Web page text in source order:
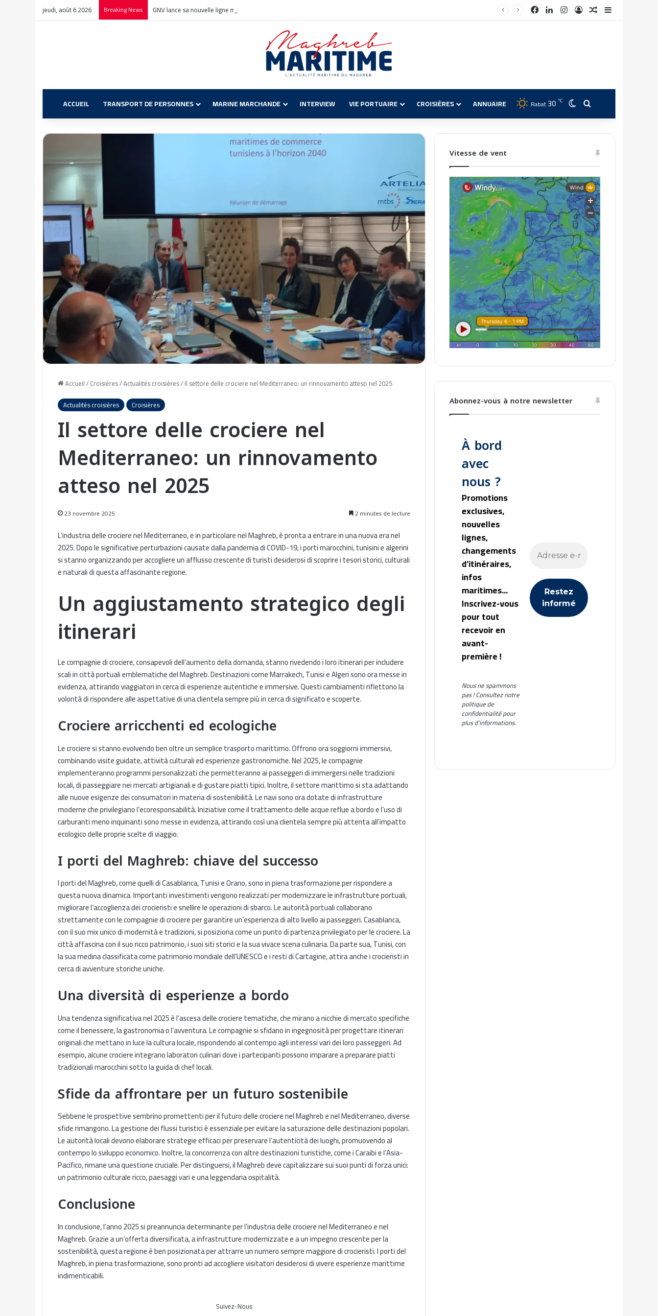
jeudi, août 6 2026 Breaking News GNV lance sa nouvelle ligne maritime Civitavecchia – Annaba : Réservations ouvertes ! FacebookLinkedinInstagramConnexionArticle Aléatoire
ACCUEIL TRANSPORT DE PERSONNES MARINE MARCHANDE INTERVIEW VIE PORTUAIRE CROISIÈRES ANNUAIRE Rabat30 ℃ Switch skin
Rechercher
Accueil/Croisières/Actualités croisières/Il settore delle crociere nel Mediterraneo: un rinnovamento atteso nel 2025
Actualités croisières
Croisières
Il settore delle crociere nel
Mediterraneo: un rinnovamento
atteso nel 2025
23 novembre 2025 2 minutes de lecture
L’industria delle crociere nel Mediterraneo, e in particolare nel Maghreb, è pronta a entrare in una nuova era nel
2025. Dopo le significative perturbazioni causate dalla pandemia di COVID-19, i porti marocchini, tunisini e algerini
si stanno organizzando per accogliere un afflusso crescente di turisti desiderosi di scoprire i tesori storici, culturali
e naturali di questa affascinante regione.
Un aggiustamento strategico degli
itinerari
Le compagnie di crociere, consapevoli dell’aumento della domanda, stanno rivedendo i loro itinerari per includere
scali in città portuali emblematiche del Maghreb. Destinazioni come Marrakech, Tunisi e Algeri sono ora messe in
evidenza, attirando viaggiatori in cerca di esperienze autentiche e immersive. Questi cambiamenti riflettono la
volontà di rispondere alle aspettative di una clientela sempre più in cerca di significato e scoperte.
Crociere arricchenti ed ecologiche
Le crociere si stanno evolvendo ben oltre un semplice trasporto marittimo. Offrono ora soggiorni immersivi,
combinando visite guidate, attività culturali ed esperienze gastronomiche. Nel 2025, le compagnie
implementeranno programmi personalizzati che permetteranno ai passeggeri di immergersi nelle tradizioni
locali, di passeggiare nei mercati artigianali e di gustare piatti tipici. Inoltre, il settore marittimo si sta adattando
alle nuove esigenze dei consumatori in materia di sostenibilità. Le navi sono ora dotate di infrastrutture
moderne che privilegiano l’ecoresponsabilità. Iniziative come il trattamento delle acque reflue a bordo e l’uso di
carburanti meno inquinanti sono messe in evidenza, attirando così una clientela sempre più attenta all’impatto
ecologico delle proprie scelte di viaggio.
I porti del Maghreb: chiave del successo
I porti del Maghreb, come quelli di Casablanca, Tunisi e Orano, sono in piena trasformazione per rispondere a
questa nuova dinamica. Importanti investimenti vengono realizzati per modernizzare le infrastrutture portuali,
migliorare l’accoglienza dei crocieristi e snellire le operazioni di sbarco. Le autorità portuali collaborano
strettamente con le compagnie di crociere per garantire un’esperienza di alto livello ai passeggeri. Casablanca,
con il suo mix unico di modernità e tradizioni, si posiziona come un punto di partenza privilegiato per le crociere. La
città affascina con il suo ricco patrimonio, i suoi siti storici e la sua vivace scena culinaria. Da parte sua, Tunisi, con
la sua medina classificata come patrimonio mondiale dell’UNESCO e i resti di Cartagine, attira anche i crocieristi in
cerca di avventure storiche uniche.
Una diversità di esperienze a bordo
Una tendenza significativa nel 2025 è l’ascesa delle crociere tematiche, che mirano a nicchie di mercato specifiche
come il benessere, la gastronomia o l’avventura. Le compagnie si sfidano in ingegnosità per progettare itinerari
originali che mettano in luce la cultura locale, rispondendo al contempo agli interessi vari dei loro passeggeri. Ad
esempio, alcune crociere integrano laboratori culinari dove i partecipanti possono imparare a preparare piatti
tradizionali marocchini sotto la guida di chef locali.
Sfide da affrontare per un futuro sostenibile
Sebbene le prospettive sembrino promettenti per il futuro delle crociere nel Maghreb e nel Mediterraneo, diverse
sfide rimangono. La gestione dei flussi turistici è essenziale per evitare la saturazione delle destinazioni popolari.
Le autorità locali devono elaborare strategie efficaci per preservare l’autenticità dei luoghi, promuovendo al
contempo lo sviluppo economico. Inoltre, la concorrenza con altre destinazioni turistiche, come i Caraibi e l’Asia-
Pacifico, rimane una questione cruciale. Per distinguersi, il Maghreb deve capitalizzare sui suoi punti di forza unici:
un patrimonio culturale ricco, paesaggi vari e una leggendaria ospitalità.
Conclusione
In conclusione, l’anno 2025 si preannuncia determinante per l’industria delle crociere nel Mediterraneo e nel
Maghreb. Grazie a un’offerta diversificata, a infrastrutture modernizzate e a un impegno crescente per la
sostenibilità, questa regione è ben posizionata per attrarre un numero sempre maggiore di crocieristi. I porti del
Maghreb, in piena trasformazione, sono pronti ad accogliere visitatori desiderosi di vivere esperienze marittime
indimenticabili.
Suivez-Nous
Croisières Rivages du Monde :
Escales en Algérie et Tunisie
Casablanca: Inaugurazione della
stagione crocieristica 2026
Casablanca : Inauguration de la
Vitesse de vent
Abonnez-vous à notre newsletter
À bord
avec
nous ?
Promotions
exclusives,
nouvelles
lignes,
changements
d’itinéraires,
infos
maritimes...
Inscrivez-vous
pour tout
recevoir en
avant-
première !
Nous ne spammons
pas ! Consultez notre
politique de
confidentialitépour
plus d’informations.